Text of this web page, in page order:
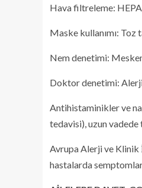
Hava filtreleme:
Maske kullanımı: Toz
Nem denetimi:
Doktor denetimi: Alerji
Antihistaminikler ve
tedavisi), uzun vadede
Avrupa Alerji ve Klinik
hastalarda